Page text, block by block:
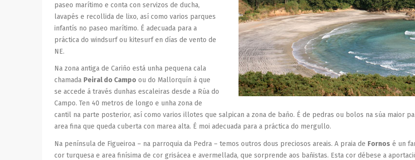
paseo marítimo e conta con servizos de ducha,
lavapés e recollida de lixo, así como varios parques
infantís no paseo marítimo. É adecuada para a
práctica do windsurf ou kitesurf en días de vento de
NE.
Na zona antiga de Cariño está unha pequena cala
chamada Peiral do Campo ou do Mallorquín á que
se accede á través dunhas escaleiras desde a Rúa do
Campo. Ten 40 metros de longo e unha zona de
cantil na parte posterior, así como varios illotes que salpican a zona de baño. É de pedras ou bolos na súa maior
area fina que queda cuberta con marea alta. É moi adecuada para a práctica do mergullo.
Na península de Figueiroa – na parroquia da Pedra – temos outros dous preciosos areais. A praia de Fornos é un
cor turquesa e area finísima de cor grisácea e avermellada, que sorprende aos bañistas. Esta cor débese a